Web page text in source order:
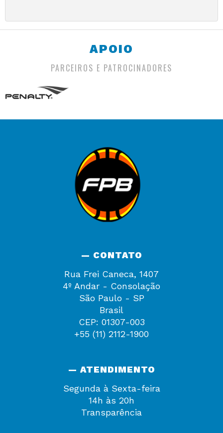
APOIO
PARCEIROS E PATROCINADORES
— CONTATO
Rua Frei Caneca, 1407
4º Andar - Consolação
São Paulo - SP
Brasil
CEP: 01307-003
+55 (11) 2112-1900
— ATENDIMENTO
Segunda à Sexta-feira
14h às 20h
Transparência